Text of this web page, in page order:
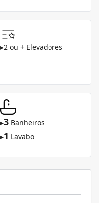
▸2 ou + Elevadores
▸3 Banheiros
▸1 Lavabo